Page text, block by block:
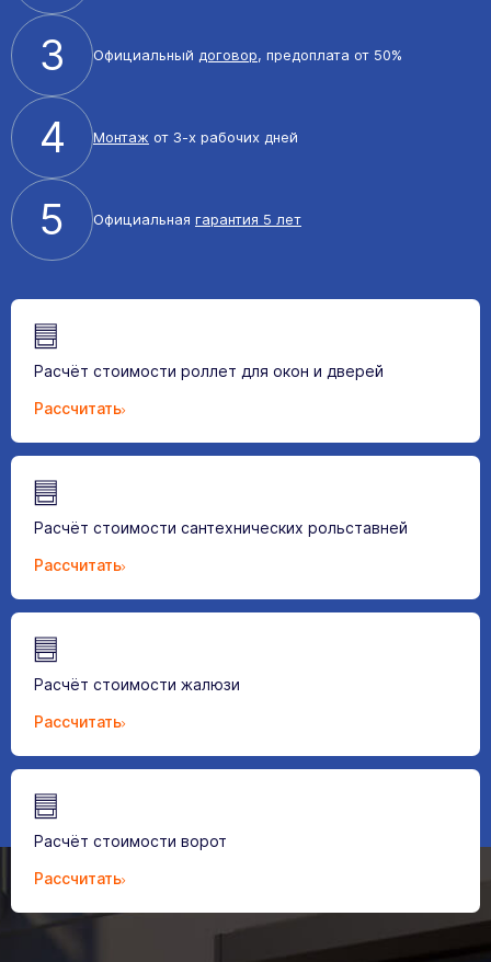
3 Официальный договор, предоплата от 50%
4 Монтаж от 3-х рабочих дней
5 Официальная гарантия 5 лет
Расчёт стоимости роллет для окон и дверей
Рассчитать
Расчёт стоимости сантехнических рольставней
Рассчитать
Расчёт стоимости жалюзи
Рассчитать
Расчёт стоимости ворот
Рассчитать